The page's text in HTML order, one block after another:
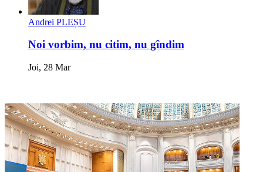
Andrei PLEȘU
Noi vorbim, nu citim, nu gîndim
Joi, 28 Mar